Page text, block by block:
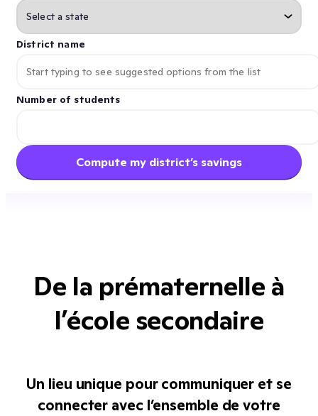
District name
Number of students
Compute my district’s savings
De la prématernelle à
l’école secondaire
Un lieu unique pour communiquer et se
connecter avec l’ensemble de votre